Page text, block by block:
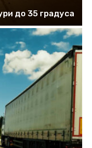
до 35 градуса